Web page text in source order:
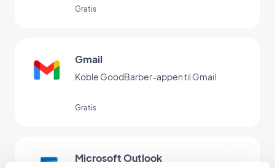
Gratis
Gmail
Koble GoodBarber-appen til Gmail
Gratis
Microsoft Outlook